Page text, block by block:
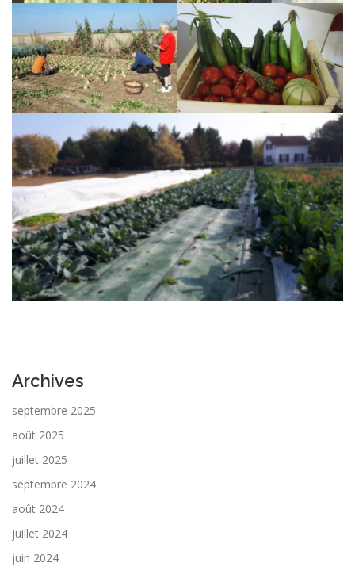
Archives
septembre 2025
août 2025
juillet 2025
septembre 2024
août 2024
juillet 2024
juin 2024